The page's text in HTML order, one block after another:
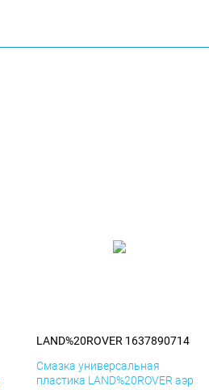
LAND%20ROVER 1637890714
Смазка универсальная
пластика LAND%20ROVER аэр